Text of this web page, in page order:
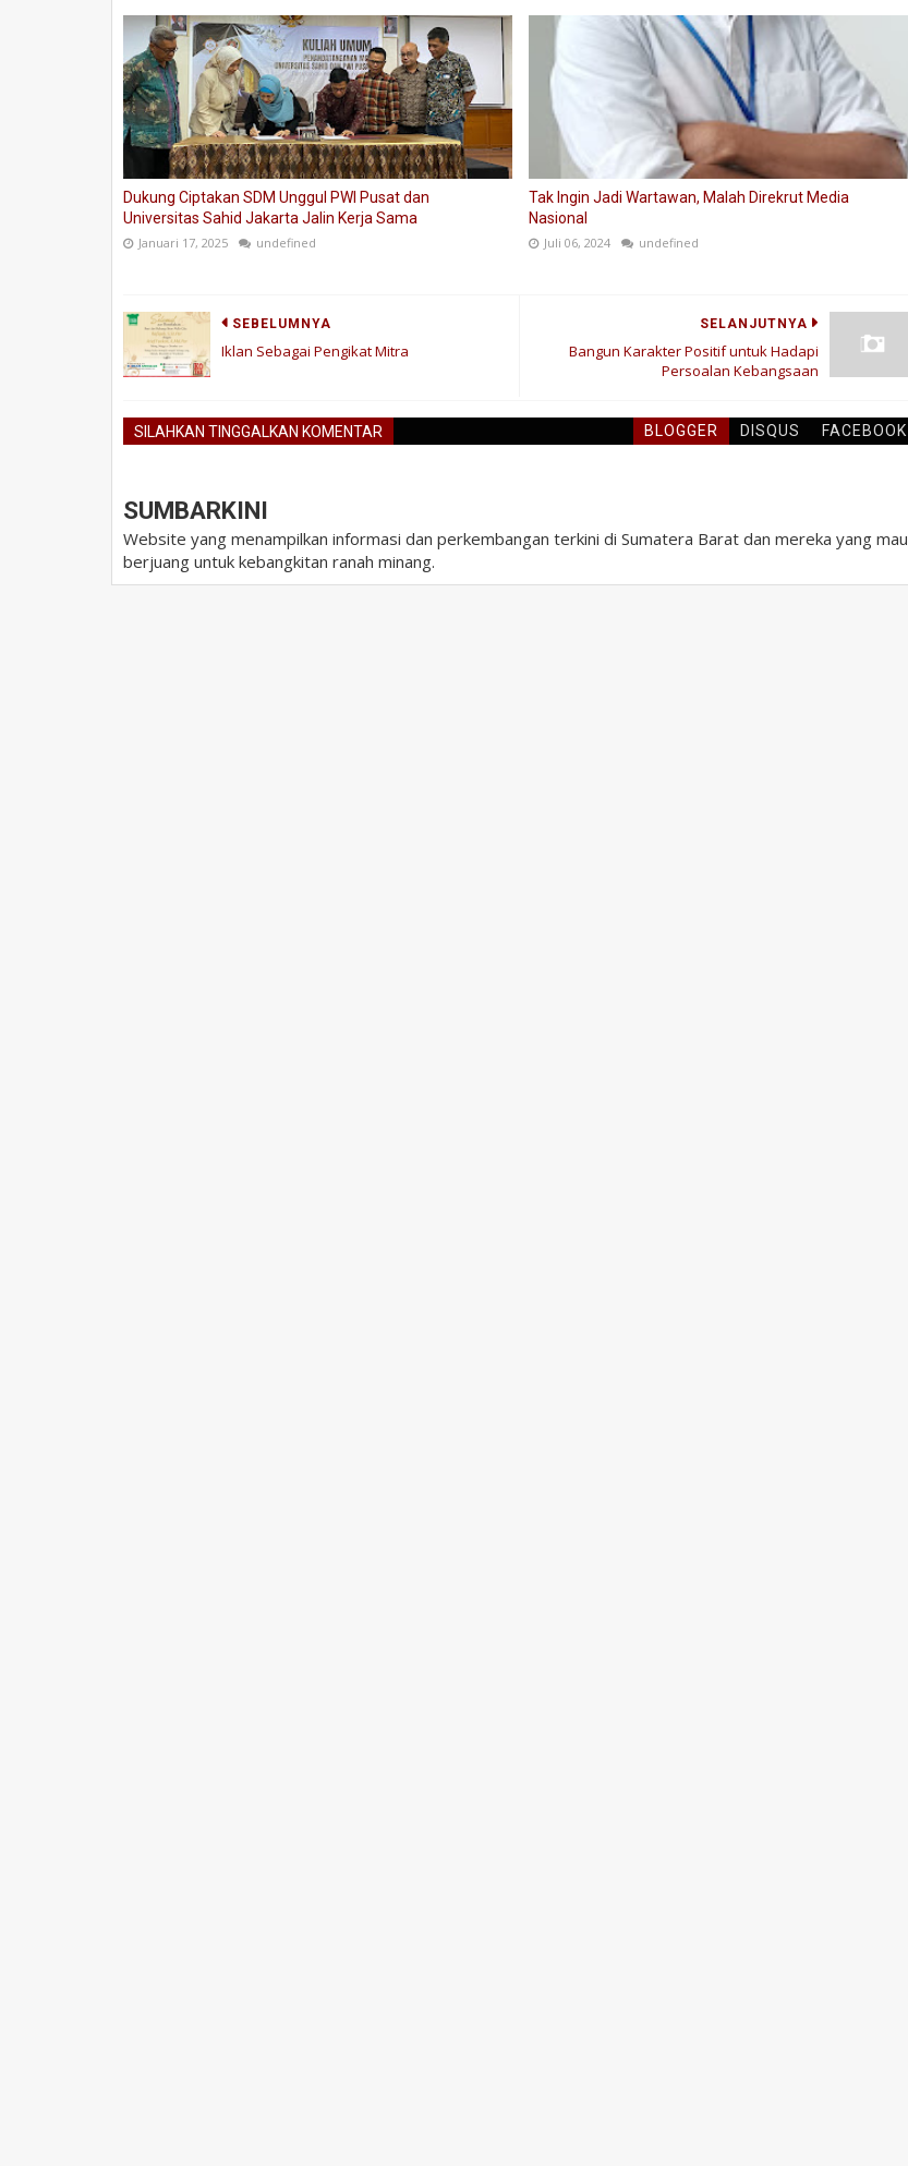
Dukung Ciptakan SDM Unggul PWI Pusat dan
Universitas Sahid Jakarta Jalin Kerja Sama
Januari 17, 2025 undefined
Tak Ingin Jadi Wartawan, Malah Direkrut Media
Nasional
Juli 06, 2024 undefined
SELANJUTNYA
Bangun Karakter Positif untuk Hadapi
Persoalan Kebangsaan
SEBELUMNYA
Iklan Sebagai Pengikat Mitra
SILAHKAN TINGGALKAN KOMENTAR BLOGGER DISQUS FACEBOOK
SUMBARKINI
Website yang menampilkan informasi dan perkembangan terkini di Sumatera Barat dan mereka yang mau
berjuang untuk kebangkitan ranah minang.